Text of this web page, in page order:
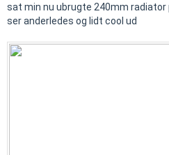
sat min nu ubrugte 240mm radiator
ser anderledes og lidt cool ud